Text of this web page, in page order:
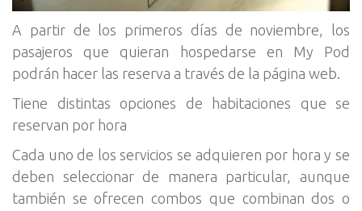
A partir de los primeros días de noviembre, los
pasajeros que quieran hospedarse en My Pod
podrán hacer las reserva a través de la página web.
Tiene distintas opciones de habitaciones que se
reservan por hora
Cada uno de los servicios se adquieren por hora y se
deben seleccionar de manera particular, aunque
también se ofrecen combos que combinan dos o